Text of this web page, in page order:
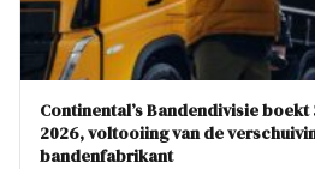
Continental’s Bandendivisie boekt
2026, voltooiing van de
bandenfabrikant